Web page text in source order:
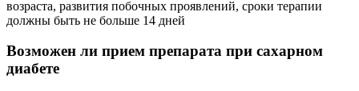
Возможен ли прием препарата при сахарном
диабете